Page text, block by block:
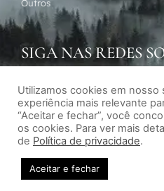
Outros
SIGA NAS REDES
Desenvolvimento de sites
Utilizamos cookies em nosso
experiência mais relevante
“Aceitar e fechar”, você
os cookies. Para ver mais
de Política de privacidade.
Aceitar e fechar